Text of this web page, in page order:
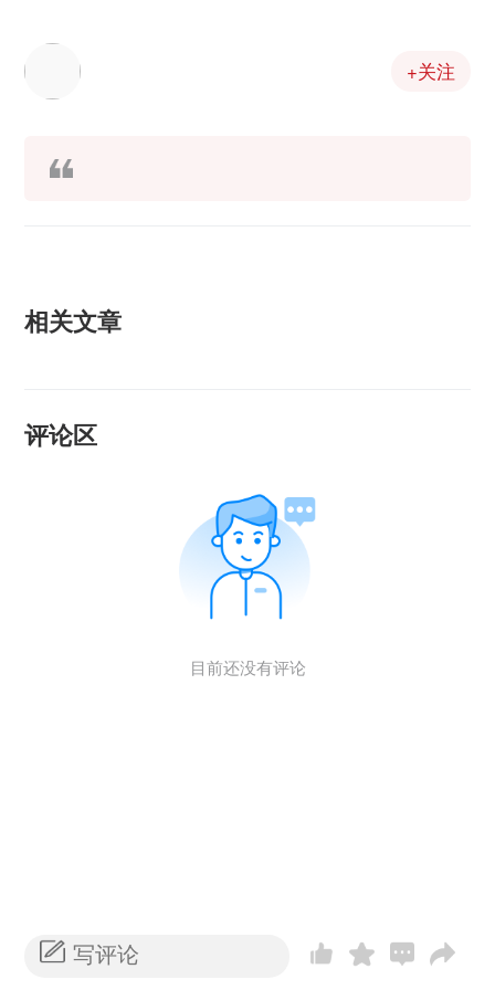
+关注
相关文章
评论区
目前还没有评论